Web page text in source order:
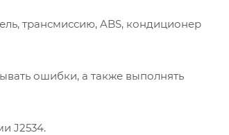
трансмиссию, ABS, кондиционер
ошибки, а также выполнять
J2534.